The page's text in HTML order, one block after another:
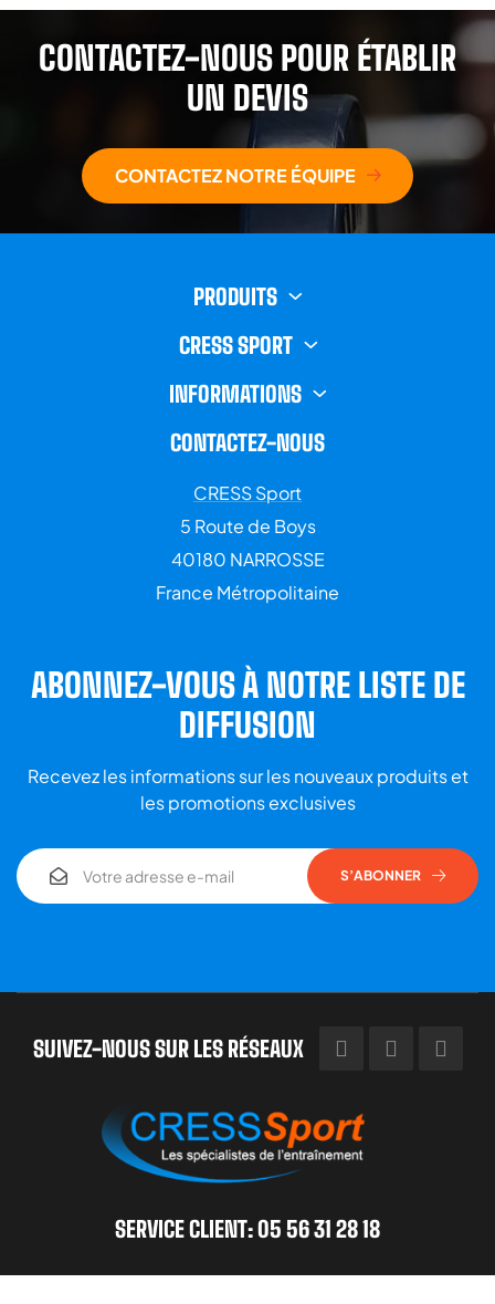
CONTACTEZ-NOUS POUR ÉTABLIR
UN DEVIS
CONTACTEZ NOTRE ÉQUIPE
PRODUITS
CRESS SPORT
INFORMATIONS
CONTACTEZ-NOUS
CRESS Sport
5 Route de Boys
40180 NARROSSE
France Métropolitaine
ABONNEZ-VOUS À NOTRE LISTE DE
DIFFUSION
Recevez les informations sur les nouveaux produits et
les promotions exclusives
S’ABONNER
SUIVEZ-NOUS SUR LES RÉSEAUX
SERVICE CLIENT: 05 56 31 28 18